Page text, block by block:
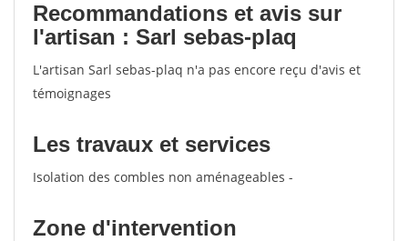
Recommandations et avis sur
l'artisan : Sarl sebas-plaq
L'artisan Sarl sebas-plaq n'a pas encore reçu d'avis et
témoignages
Les travaux et services
Isolation des combles non aménageables -
Zone d'intervention